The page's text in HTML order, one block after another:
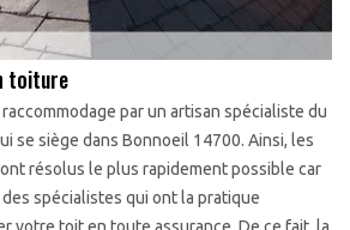
toiture
par un artisan spécialiste du
se siège dans Bonnoeil 14700. Ainsi, les
résolus le plus rapidement possible car
spécialistes qui ont la pratique